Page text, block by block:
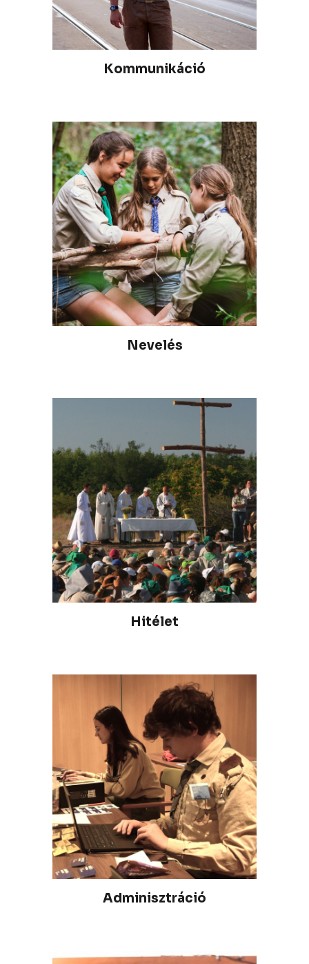
Kommunikáció
Nevelés
Hitélet
Adminisztráció